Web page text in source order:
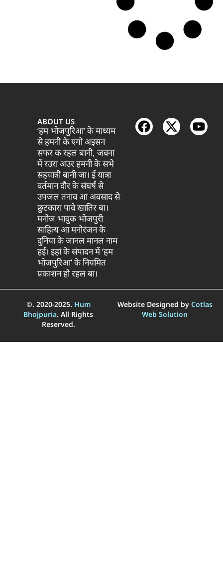
ABOUT US
‘हम भोजपुरिआ’ के माध्यम
से हमनी के एगो अइसन
सफर क रहल बानी, जवना
में रउरा अउर हमनी के सभे
सहयात्री बानी जा। ई यात्रा
वर्तमान दौर के संघर्ष से
उपजल तनाव आ अवसाद से
छुटकारा पावे खातिर बा।
मनोज भावुक भोजपुरी
साहित्य आ मनोरंजन के
दुनिया के जानल मानल नाम
हईं। इहां के संपादन में ‘हम
भोजपुरिआ’ के नियमित
प्रकाशन हो रहल बा।
©. 2020-2025. Hum
Bhojpuria. All Rights
Reserved.
Website Designed by Cotlas
Web Solution